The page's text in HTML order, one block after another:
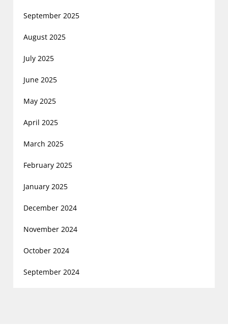
September 2025
August 2025
July 2025
June 2025
May 2025
April 2025
March 2025
February 2025
January 2025
December 2024
November 2024
October 2024
September 2024